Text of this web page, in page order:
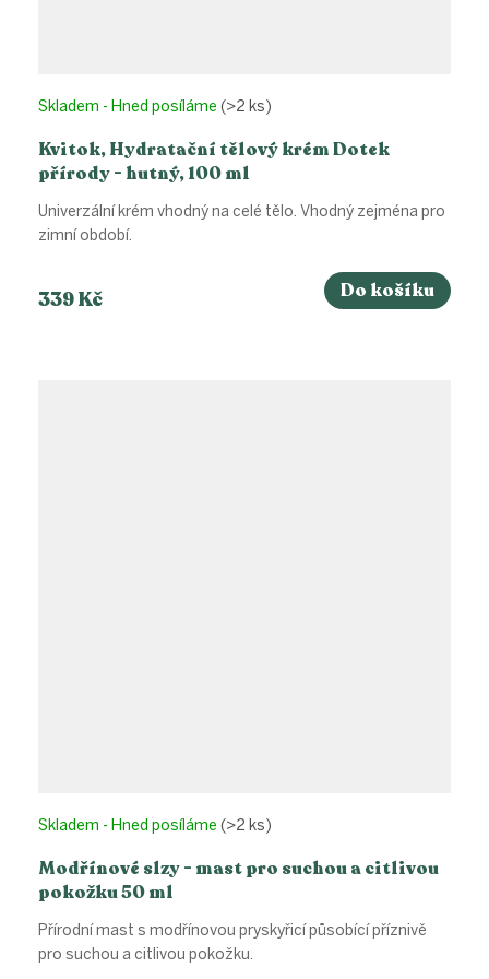
Kvitok, Hydratační tělový krém Dotek
přírody - hutný, 100 ml
Skladem - Hned posíláme (>2 ks)
339 Kč Do košíku
Univerzální krém vhodný na celé tělo. Vhodný zejména pro
zimní období.
Modřínové slzy - mast pro suchou a citlivou
pokožku 50 ml
Skladem - Hned posíláme (>2 ks)
Přírodní mast s modřínovou pryskyřicí působící příznivě
pro suchou a citlivou pokožku.